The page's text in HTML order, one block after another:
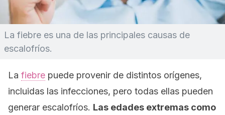
La fiebre es una de las principales causas de
escalofríos.
La fiebre puede provenir de distintos orígenes,
incluidas las infecciones, pero todas ellas pueden
generar escalofríos. Las edades extremas como